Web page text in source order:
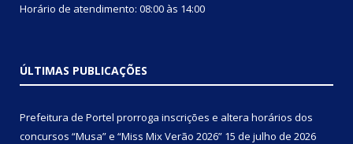
Horário de atendimento: 08:00 às 14:00
ÚLTIMAS PUBLICAÇÕES
Prefeitura de Portel prorroga inscrições e altera horários dos
concursos “Musa” e “Miss Mix Verão 2026” 15 de julho de 2026